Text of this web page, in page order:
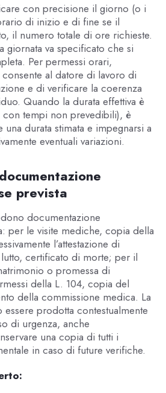
con precisione il giorno (o i
di inizio e di fine se il
il numero totale di ore richieste.
giornata va specificato che si
Per permessi orari,
al datore di lavoro di
e di verificare la coerenza
Quando la durata effettiva è
con tempi non prevedibili), è
durata stimata e impegnarsi a
eventuali variazioni.
prevista
documentazione
per le visite mediche, copia della
l’attestazione di
certificato di morte; per il
o promessa di
della L. 104, copia del
della commissione medica. La
prodotta contestualmente
di urgenza, anche
una copia di tutti i
in caso di future verifiche.